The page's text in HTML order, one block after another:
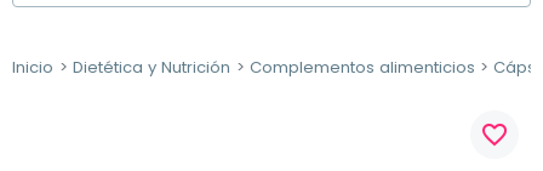
Inicio Dietética y Nutrición Complementos alimenticios
favorite_border